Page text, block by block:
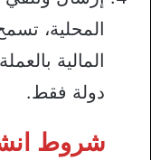
المحلية،
دولة فقط.
شروط